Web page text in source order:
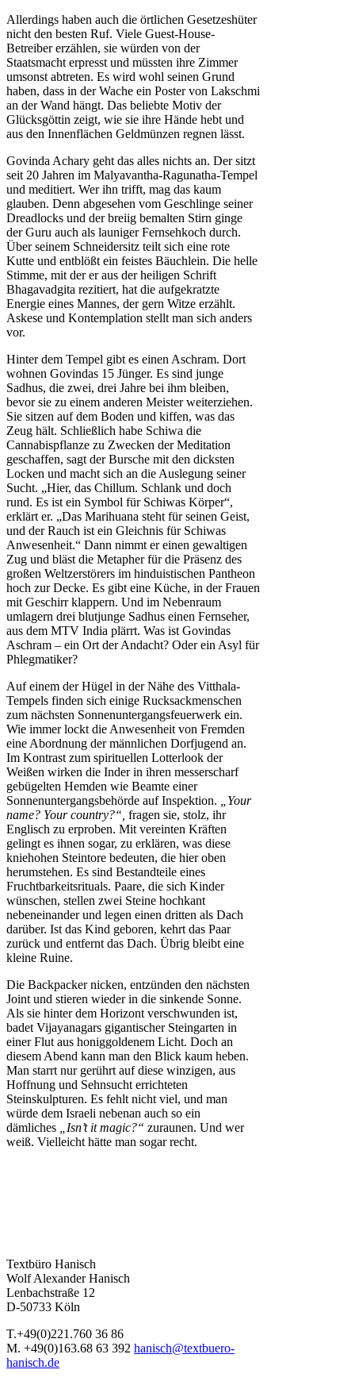
Allerdings haben auch die örtlichen Gesetzeshüter
nicht den besten Ruf. Viele Guest-House-
Betreiber erzählen, sie würden von der
Staatsmacht erpresst und müssten ihre Zimmer
umsonst abtreten. Es wird wohl seinen Grund
haben, dass in der Wache ein Poster von Lakschmi
an der Wand hängt. Das beliebte Motiv der
Glücksgöttin zeigt, wie sie ihre Hände hebt und
aus den Innenflächen Geldmünzen regnen lässt.
Govinda Achary geht das alles nichts an. Der sitzt
seit 20 Jahren im Malyavantha-Ragunatha-Tempel
und meditiert. Wer ihn trifft, mag das kaum
glauben. Denn abgesehen vom Geschlinge seiner
Dreadlocks und der breiig bemalten Stirn ginge
der Guru auch als launiger Fernsehkoch durch.
Über seinem Schneidersitz teilt sich eine rote
Kutte und entblößt ein feistes Bäuchlein. Die helle
Stimme, mit der er aus der heiligen Schrift
Bhagavadgita rezitiert, hat die aufgekratzte
Energie eines Mannes, der gern Witze erzählt.
Askese und Kontemplation stellt man sich anders
vor.
Hinter dem Tempel gibt es einen Aschram. Dort
wohnen Govindas 15 Jünger. Es sind junge
Sadhus, die zwei, drei Jahre bei ihm bleiben,
bevor sie zu einem anderen Meister weiterziehen.
Sie sitzen auf dem Boden und kiffen, was das
Zeug hält. Schließlich habe Schiwa die
Cannabispflanze zu Zwecken der Meditation
geschaffen, sagt der Bursche mit den dicksten
Locken und macht sich an die Auslegung seiner
Sucht. „Hier, das Chillum. Schlank und doch
rund. Es ist ein Symbol für Schiwas Körper“,
erklärt er. „Das Marihuana steht für seinen Geist,
und der Rauch ist ein Gleichnis für Schiwas
Anwesenheit.“ Dann nimmt er einen gewaltigen
Zug und bläst die Metapher für die Präsenz des
großen Weltzerstörers im hinduistischen Pantheon
hoch zur Decke. Es gibt eine Küche, in der Frauen
mit Geschirr klappern. Und im Nebenraum
umlagern drei blutjunge Sadhus einen Fernseher,
aus dem MTV India plärrt. Was ist Govindas
Aschram – ein Ort der Andacht? Oder ein Asyl für
Phlegmatiker?
Auf einem der Hügel in der Nähe des Vitthala-
Tempels finden sich einige Rucksackmenschen
zum nächsten Sonnenuntergangsfeuerwerk ein.
Wie immer lockt die Anwesenheit von Fremden
eine Abordnung der männlichen Dorfjugend an.
Im Kontrast zum spirituellen Lotterlook der
Weißen wirken die Inder in ihren messerscharf
gebügelten Hemden wie Beamte einer
Sonnenuntergangsbehörde auf Inspektion.
„Your
name? Your country?“, fragen sie, stolz, ihr
Englisch zu erproben. Mit vereinten Kräften
gelingt es ihnen sogar, zu erklären, was diese
kniehohen Steintore bedeuten, die hier oben
herumstehen. Es sind Bestandteile eines
Fruchtbarkeitsrituals. Paare, die sich Kinder
wünschen, stellen zwei Steine hochkant
nebeneinander und legen einen dritten als Dach
darüber. Ist das Kind geboren, kehrt das Paar
zurück und entfernt das Dach. Übrig bleibt eine
kleine Ruine.
Die Backpacker nicken, entzünden den nächsten
Joint und stieren wieder in die sinkende Sonne.
Als sie hinter dem Horizont verschwunden ist,
badet Vijayanagars gigantischer Steingarten in
einer Flut aus honiggoldenem Licht. Doch an
diesem Abend kann man den Blick kaum heben.
Man starrt nur gerührt auf diese winzigen, aus
Hoffnung und Sehnsucht errichteten
Steinskulpturen. Es fehlt nicht viel, und man
würde dem Israeli nebenan auch so ein
dämliches
„Isn’t it magic?“ zuraunen. Und wer
weiß. Vielleicht hätte man sogar recht.
Textbüro Hanisch
Wolf Alexander Hanisch
Lenbachstraße 12
D-50733 Köln
T.+49(0)221.760 36 86
M. +49(0)163.68 63 392 hanisch@textbuero-
hanisch.de